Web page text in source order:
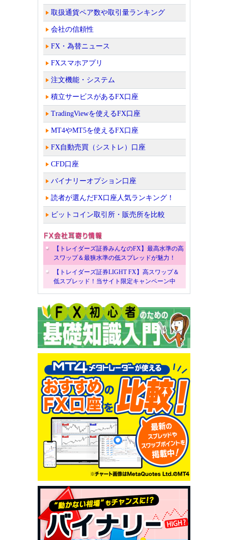
取扱通貨ペア数や取引量ランキング
会社の信頼性
FX・為替ニュース
FXスマホアプリ
注文機能・システム
積立サービスがあるFX口座
TradingViewを使えるFX口座
MT4やMT5を使えるFX口座
FX自動売買（シストレ）口座
CFD口座
バイナリーオプション口座
読者が選んだFX口座人気ランキング！
ビットコイン取引所・販売所を比較
【トレイダーズ証券みんなのFX】最高水準の高
スワップ＆最狭水準の低スプレッドが魅力！
【トレイダーズ証券LIGHT FX】高スワップ＆
低スプレッド！当サイト限定キャンペーン中